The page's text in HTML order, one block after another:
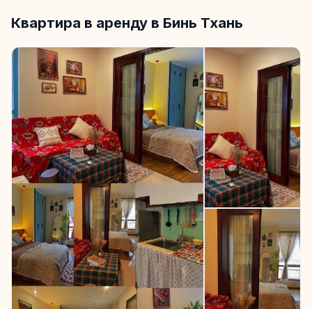
Квартира в аренду в Бинь Тхань